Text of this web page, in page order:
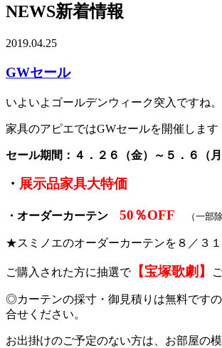
NEWS新着情報
2019.04.25
GWセール
いよいよゴールデンウィーク突入ですね。
家具のアピエではGWセールを開催します
セール期間：４．２６（金）～５．６（月
・ 展示品家具大特価
・オーダーカーテン 50％OFF （一部
★スミノエのオーダーカーテンを８／３
ご購入された方に抽選で【宝塚歌劇】
◎カーテンの採寸・御見積りは無料です
合せください。
お出掛けのご予定のない方は、お部屋の